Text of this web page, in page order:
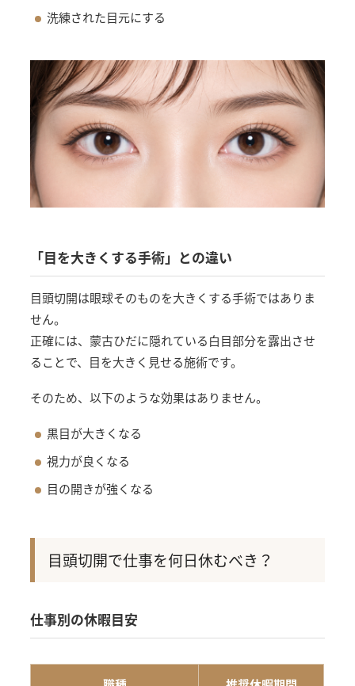
洗練された目元にする
「目を大きくする手術」との違い
目頭切開は眼球そのものを大きくする手術ではありま
せん。
正確には、蒙古ひだに隠れている白目部分を露出させ
ることで、目を大きく見せる施術です。
そのため、以下のような効果はありません。
黒目が大きくなる
視力が良くなる
目の開きが強くなる
目頭切開で仕事を何日休むべき？
仕事別の休暇目安